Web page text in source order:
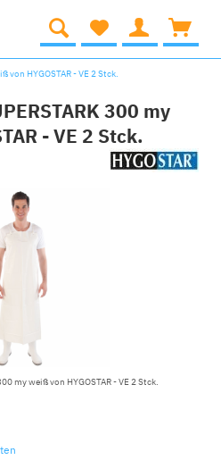
von HYGOSTAR - VE 2 Stck.
300 my
- VE 2 Stck.
my weiß von HYGOSTAR - VE 2 Stck.